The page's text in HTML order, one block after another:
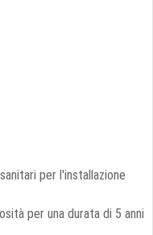
per l'installazione
per una durata di 5 anni